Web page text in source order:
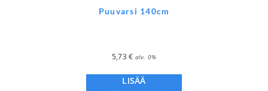
Puuvarsi 140cm
5,73€ alv. 0%
LISÄÄ